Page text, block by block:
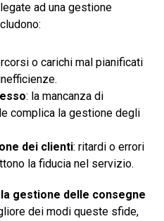
ad una gestione
o carichi mal pianificati
: la mancanza di
complica la gestione degli
dei clienti: ritardi o errori
la fiducia nel servizio.
gestione delle consegne
dei modi queste sfide,